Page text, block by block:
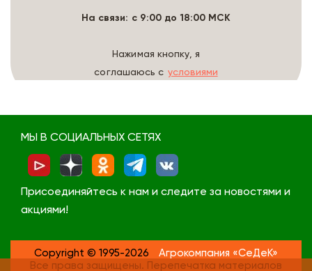
На связи: с 9:00 до 18:00 МСК
Нажимая кнопку, я
соглашаюсь с условиями
МЫ В СОЦИАЛЬНЫХ СЕТЯХ
Присоединяйтесь к нам и следите за новостями и
акциями!
Copyright © 1995-2026
Агрокомпания «СеДеК»
Все права защищены. Перепечатка материалов